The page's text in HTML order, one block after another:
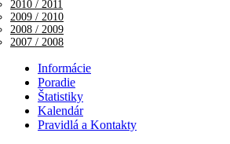
2010 / 2011
2009 / 2010
2008 / 2009
2007 / 2008
Informácie
Poradie
Štatistiky
Kalendár
Pravidlá a Kontakty